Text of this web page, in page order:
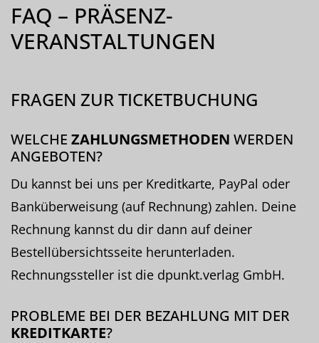
FAQ – PRÄSENZ-
VERANSTALTUNGEN
FRAGEN ZUR TICKETBUCHUNG
WELCHE ZAHLUNGSMETHODEN WERDEN
ANGEBOTEN?
Du kannst bei uns per Kreditkarte, PayPal oder
Banküberweisung (auf Rechnung) zahlen. Deine
Rechnung kannst du dir dann auf deiner
Bestellübersichtsseite herunterladen.
Rechnungssteller ist die dpunkt.verlag GmbH.
PROBLEME BEI DER BEZAHLUNG MIT DER
KREDITKARTE?